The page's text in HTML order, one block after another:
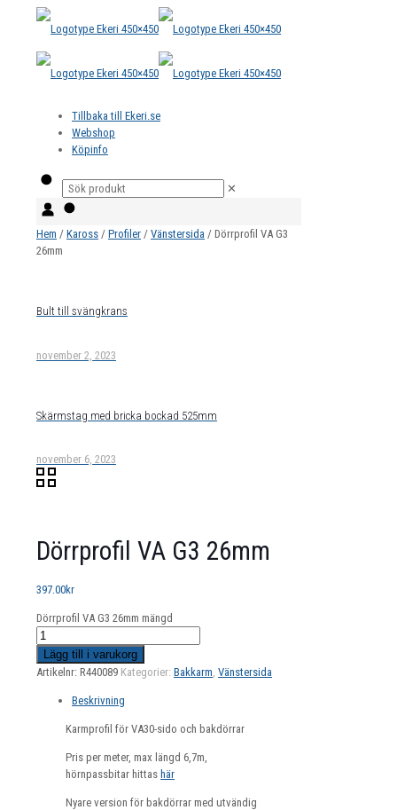
Tillbaka till Ekeri.se
Webshop
Köpinfo
✕
Hem / Kaross / Profiler / Vänstersida / Dörrprofil VA G3
26mm
Bult till svängkrans
november 2, 2023
Skärmstag med bricka bockad 525mm
november 6, 2023
Dörrprofil VA G3 26mm
397.00kr
Dörrprofil VA G3 26mm mängd
Lägg till i varukorg
Artikelnr: R440089 Kategorier: Bakkarm Vänstersida
Beskrivning
Karmprofil för VA30-sido och bakdörrar
Pris per meter, max längd 6,7m,
hörnpassbitar hittas här
Nyare version för bakdörrar med utvändig